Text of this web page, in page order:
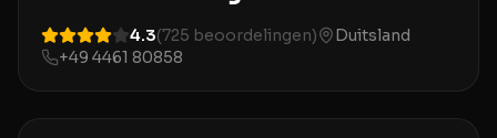
4.3(725 beoordelingen)
Duitsland
+49 4461 80858